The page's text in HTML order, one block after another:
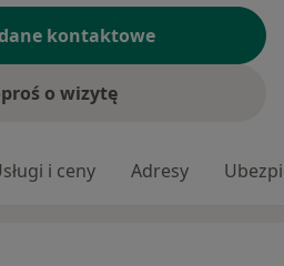
kontaktowe
o wizytę
i ceny Adresy